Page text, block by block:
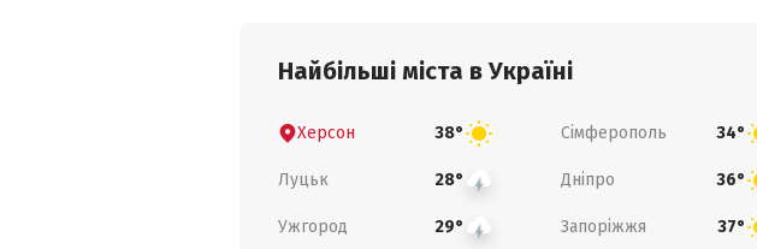
Найбільші міста в Україні
Херсон 38° Сімферополь 34°
Луцьк 28° Дніпро 36°
Ужгород 29° Запоріжжя 37°